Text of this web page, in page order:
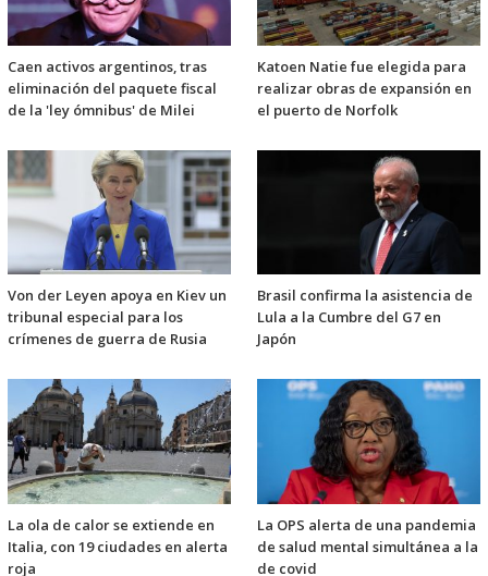
Caen activos argentinos, tras
eliminación del paquete fiscal
de la 'ley ómnibus' de Milei
Katoen Natie fue elegida para
realizar obras de expansión en
el puerto de Norfolk
Von der Leyen apoya en Kiev un
tribunal especial para los
crímenes de guerra de Rusia
Brasil confirma la asistencia de
Lula a la Cumbre del G7 en
Japón
La ola de calor se extiende en
Italia, con 19 ciudades en alerta
roja
La OPS alerta de una pandemia
de salud mental simultánea a la
de covid